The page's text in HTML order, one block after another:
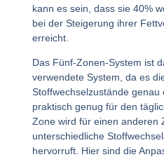
kann es sein, dass sie 40%
bei der Steigerung ihrer
erreicht.
Das Fünf-Zonen-System ist
verwendete System, da es
Stoffwechselzustände genau
praktisch genug für den
Zone wird für einen anderen
unterschiedliche
hervorruft. Hier sind die